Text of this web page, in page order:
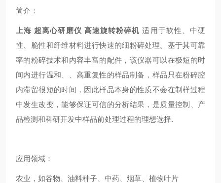
简介：
上海 超离心研磨仪 高速旋转粉碎机 适用于软性、中硬
性、脆性和纤维材料进行快速的细粉碎处理。基于其可靠
率的粉碎技术和内容丰富的配件，该仪器可以在极短的时
间内进行温和、、高重复性的样品制备，样品只在粉碎腔
内滞留很短的时间，因此样品本身的性质不会在制样过程
中发生改变，能够保证可信的分析结果，是质量控制、产
品检测和科研开发中样品前处理过程的理想选择.
应用领域：
农业，如谷物、油料种子、中药、烟草、植物叶片